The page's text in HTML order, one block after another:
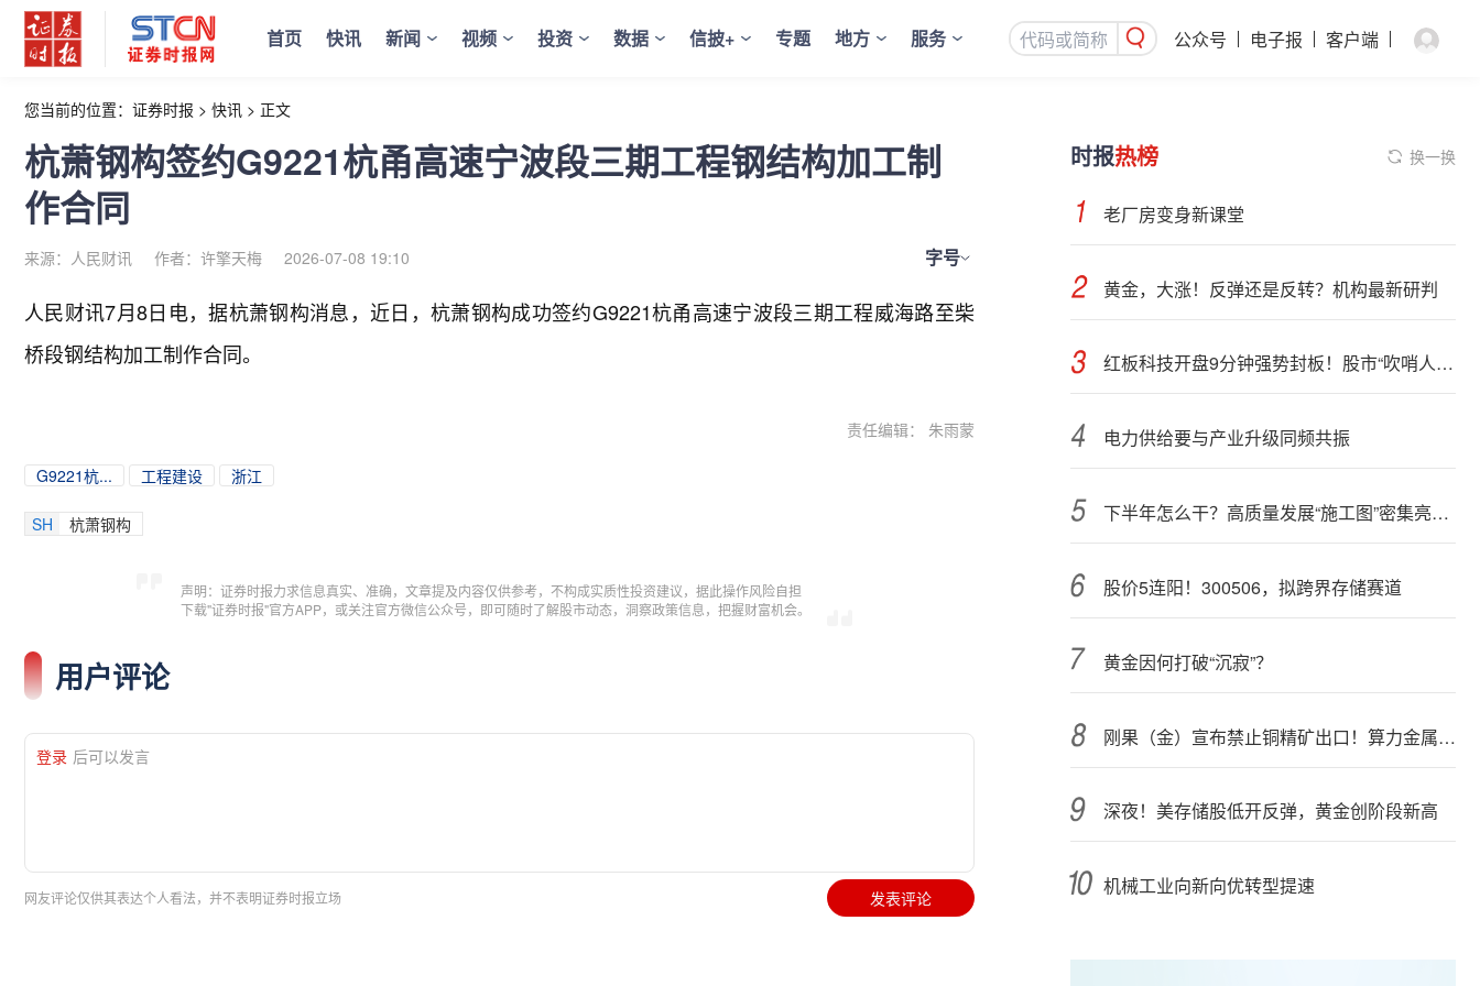
首页 快讯 新闻 视频 投资 数据 信披+ 专题 地方 服务 公众号 电子报 客户端
您当前的位置： 证券时报 > 快讯 > 正文
杭萧钢构签约G9221杭甬高速宁波段三期工程钢结构加工制
作合同
来源：人民财讯 作者：许擎天梅 2026-07-08 19:10 字号
人民财讯7月8日电，据杭萧钢构消息，近日，杭萧钢构成功签约G9221杭甬高速宁波段三期工程威海路至柴
桥段钢结构加工制作合同。
责任编辑： 朱雨蒙
G9221杭... 工程建设 浙江
SH 杭萧钢构
声明：证券时报力求信息真实、准确，文章提及内容仅供参考，不构成实质性投资建议，据此操作风险自担
下载"证券时报"官方APP，或关注官方微信公众号，即可随时了解股市动态，洞察政策信息，把握财富机会。
用户评论
登录 后可以发言
网友评论仅供其表达个人看法，并不表明证券时报立场 发表评论
时报热榜 换一换
老厂房变身新课堂
黄金，大涨！反弹还是反转？机构最新研判
红板科技开盘9分钟强势封板！股市“吹哨人”突然改口！市场风向变了？
电力供给要与产业升级同频共振
下半年怎么干？高质量发展“施工图”密集亮相 聚焦主业提质增效 国资央企向AI要动能
股价5连阳！300506，拟跨界存储赛道
黄金因何打破“沉寂”？
刚果（金）宣布禁止铜精矿出口！算力金属影响多大？
深夜！美存储股低开反弹，黄金创阶段新高
机械工业向新向优转型提速